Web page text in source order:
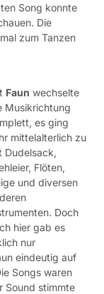
Song konnte
Die
zum Tanzen
Faun wechselte
Musikrichtung
es ging
mittelalterlich zu
Dudelsack,
Flöten,
und diversen
Doch
hier gab es
nur
eindeutig auf
Songs waren
Sound stimmte